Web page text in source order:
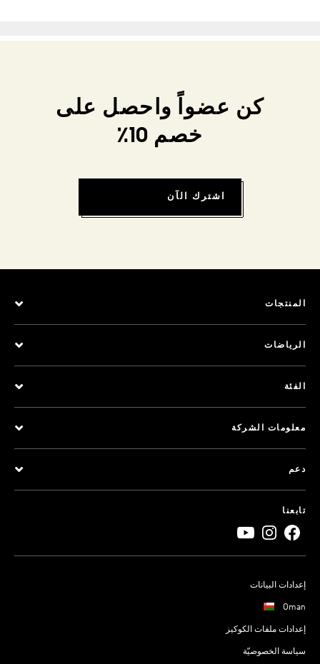
كن عضواً واحصل على
خصم 10٪
اشترك الآن
المنتجات
الرياضات
الفئة
معلومات الشركة
دعم
تابعنا
إعدادات البيانات
Oman
إعدادات ملفات الكوكيز
سياسة الخصوصيّة